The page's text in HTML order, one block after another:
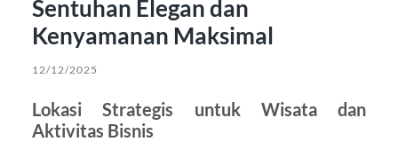
Sentuhan Elegan dan
Kenyamanan Maksimal
12/12/2025
Lokasi Strategis untuk Wisata dan
Aktivitas Bisnis